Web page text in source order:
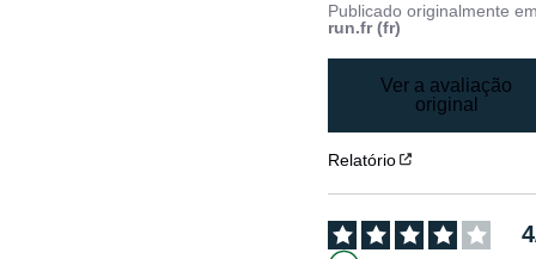
Publicado originalmente
run.fr (fr)
Ver a avaliação
original
Relatório
4